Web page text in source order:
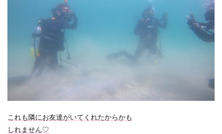
これも隣にお友達がいてくれたからかも
しれません♡